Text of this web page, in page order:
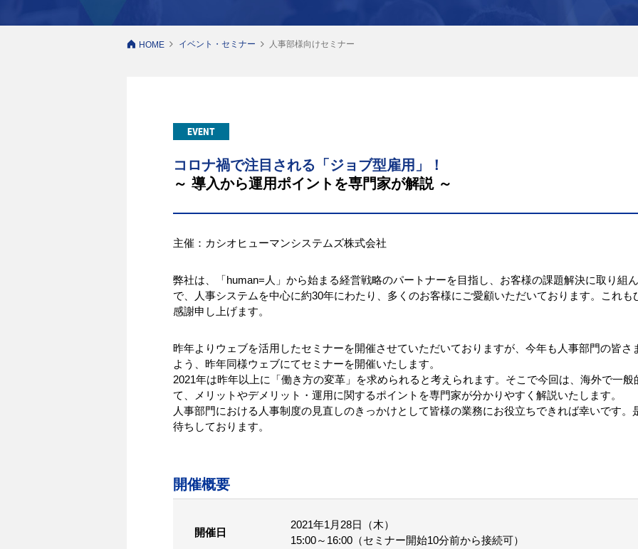
HOME イベント・セミナー 人事部様向けセミナー
EVENT
コロナ禍で注目される「ジョブ型雇用」！
～ 導入から運用ポイントを専門家が解説 ～
主催：カシオヒューマンシステムズ株式会社
弊社は、「human=人」から始まる経営戦略のパートナーを目指し、お客様の課題解決に取り組
で、人事システムを中心に約30年にわたり、多くのお客様にご愛顧いただいております。これも
感謝申し上げます。
昨年よりウェブを活用したセミナーを開催させていただいておりますが、今年も人事部門の皆さ
よう、昨年同様ウェブにてセミナーを開催いたします。
2021年は昨年以上に「働き方の変革」を求められると考えられます。そこで今回は、海外で一
て、メリットやデメリット・運用に関するポイントを専門家が分かりやすく解説いたします。
人事部門における人事制度の見直しのきっかけとして皆様の業務にお役立ちできれば幸いです。
待ちしております。
開催概要
開催日
2021年1月28日（木）
15:00～16:00（セミナー開始10分前から接続可）